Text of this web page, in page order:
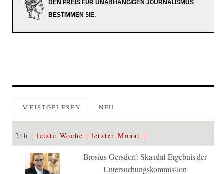
DEN PREIS FÜR UNABHÄNGIGEN JOURNALISMUS
BESTIMMEN SIE.
MEISTGELESEN NEU
24h letzte Woche letzter Monat
Brosius-Gersdorf: Skandal-Ergebnis der
Untersuchungskommission